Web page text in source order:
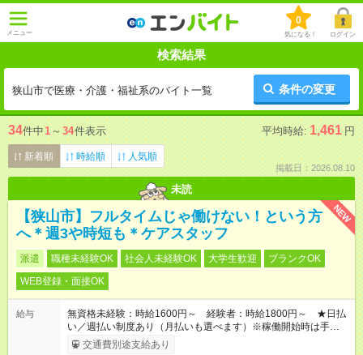
メニュー
0
気になる！ ログイン
検索結果
狭山市で医療・介護・福祉系のバイト一覧 条件の変更
34件中1 ～ 34件表示 平均時給: 1,461 円
新着順 時給順 人気順
掲載日：2026.08.10
未読
NEW
【狭山市】フルタイムじゃ働けない！という方
へ＊週3や時短も＊ケアスタッフ
派遣 職種未経験OK 社会人未経験OK 大学生歓迎
ブランクOK
WEB登録・面接OK
給与
無資格未経験：時給1600円～ 経験者：時給1800円～ ★日払
い／週払い制度あり（月払いも選べます）※稼働開始時は手続き
完了次第のお支払いとなります。
交通費別途支給あり